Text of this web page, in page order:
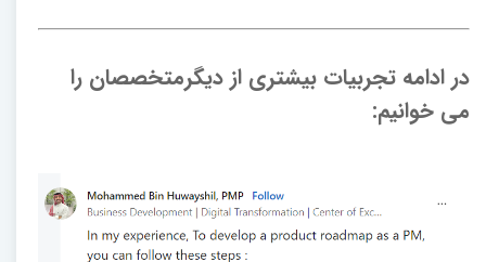
در ادامه تجربیات بیشتری از دیگرمتخصصان را
می خوانیم: